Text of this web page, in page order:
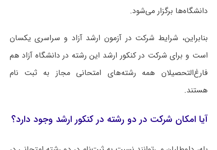
دانشگاه‌ها برگزار می‌شود.
بنابراین، شرایط شرکت در آزمون ارشد آزاد و سراسری یکسان
است و برای شرکت در کنکور ارشد این رشته در دانشگاه آزاد هم
فارغ‌التحصیلان همه رشته‌های امتحانی مجاز به ثبت نام
هستند.
آیا امکان شرکت در دو رشته در کنکور ارشد وجود دارد؟